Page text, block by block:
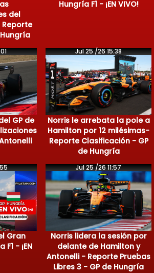
del
Reporte
Hungría F1 - ¡EN VIVO!
GP de
Jul 25 /26 15:38
Norris le arrebata la pole a
Hamilton por 12 milésimas-
Reporte Clasificación - GP
de Hungría
Gran
- ¡EN
Jul 25 /26 11:57
Norris lidera la sesión por
delante de Hamilton y
Antonelli - Reporte Pruebas
Libres 3 - GP de Hungría